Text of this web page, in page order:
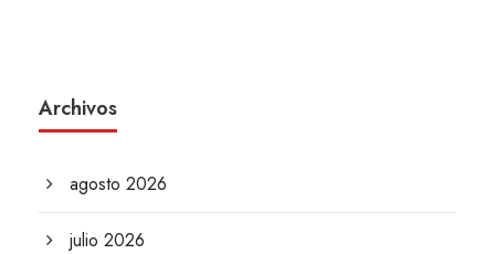
Archivos
agosto 2026
julio 2026